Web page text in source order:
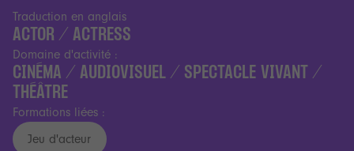
Traduction en anglais
ACTOR / ACTRESS
Domaine d'activité :
CINÉMA / AUDIOVISUEL / SPECTACLE VIVANT /
THÉÂTRE
Formations liées :
Jeu d'acteur